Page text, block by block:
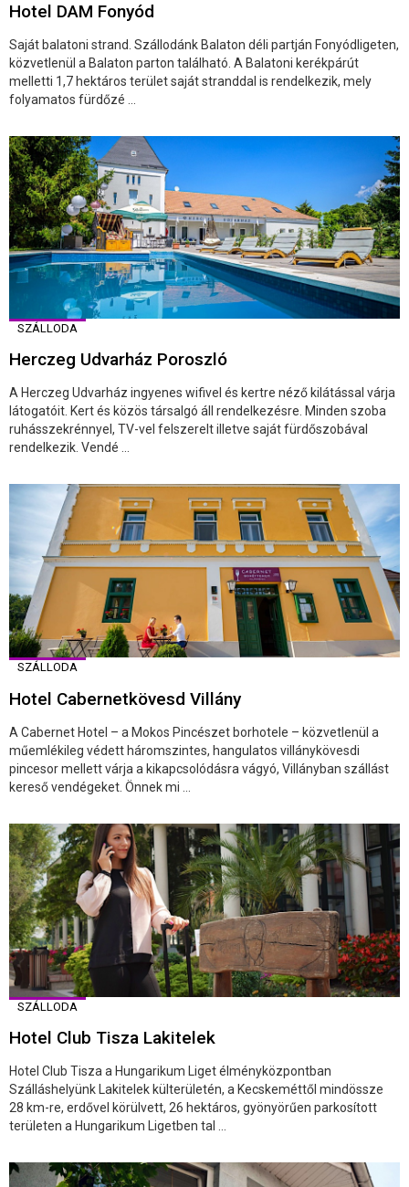
Hotel DAM Fonyód
Saját balatoni strand. Szállodánk Balaton déli partján Fonyódligeten,
közvetlenül a Balaton parton található. A Balatoni kerékpárút
melletti 1,7 hektáros terület saját stranddal is rendelkezik, mely
folyamatos fürdőzé ...
SZÁLLODA
Herczeg Udvarház Poroszló
A Herczeg Udvarház ingyenes wifivel és kertre néző kilátással várja
látogatóit. Kert és közös társalgó áll rendelkezésre. Minden szoba
ruhásszekrénnyel, TV-vel felszerelt illetve saját fürdőszobával
rendelkezik. Vendé ...
SZÁLLODA
Hotel Cabernetkövesd Villány
A Cabernet Hotel – a Mokos Pincészet borhotele – közvetlenül a
műemlékileg védett háromszintes, hangulatos villánykövesdi
pincesor mellett várja a kikapcsolódásra vágyó, Villányban szállást
kereső vendégeket. Önnek mi ...
SZÁLLODA
Hotel Club Tisza Lakitelek
Hotel Club Tisza a Hungarikum Liget élményközpontban
Szálláshelyünk Lakitelek külterületén, a Kecskeméttől mindössze
28 km-re, erdővel körülvett, 26 hektáros, gyönyörűen parkosított
területen a Hungarikum Ligetben tal ...